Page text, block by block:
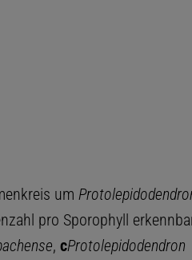
um
pro Sporophyll
, cProtolepidodendron